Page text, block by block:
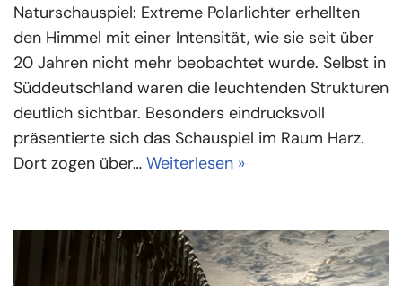
Naturschauspiel: Extreme Polarlichter erhellten
den Himmel mit einer Intensität, wie sie seit über
20 Jahren nicht mehr beobachtet wurde. Selbst in
Süddeutschland waren die leuchtenden Strukturen
deutlich sichtbar. Besonders eindrucksvoll
präsentierte sich das Schauspiel im Raum Harz.
Dort zogen über… Weiterlesen »